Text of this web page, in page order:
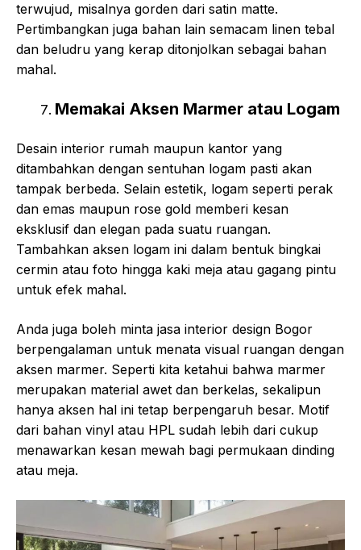
terwujud, misalnya gorden dari satin matte.
Pertimbangkan juga bahan lain semacam linen tebal
dan beludru yang kerap ditonjolkan sebagai bahan
mahal.
Memakai Aksen Marmer atau Logam
Desain interior rumah maupun kantor yang
ditambahkan dengan sentuhan logam pasti akan
tampak berbeda. Selain estetik, logam seperti perak
dan emas maupun rose gold memberi kesan
eksklusif dan elegan pada suatu ruangan.
Tambahkan aksen logam ini dalam bentuk bingkai
cermin atau foto hingga kaki meja atau gagang pintu
untuk efek mahal.
Anda juga boleh minta jasa interior design Bogor
berpengalaman untuk menata visual ruangan dengan
aksen marmer. Seperti kita ketahui bahwa marmer
merupakan material awet dan berkelas, sekalipun
hanya aksen hal ini tetap berpengaruh besar. Motif
dari bahan vinyl atau HPL sudah lebih dari cukup
menawarkan kesan mewah bagi permukaan dinding
atau meja.